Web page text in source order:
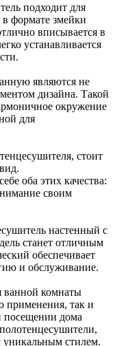
подходит для
формате змейки
вписывается в
устанавливается
являются не
дизайна. Такой
окружение
для
стоит
оба этих качества:
своим
настенный с
станет отличным
обеспечивает
и обслуживание.
ванной комнаты
применения, так и
посещении дома
стилем.